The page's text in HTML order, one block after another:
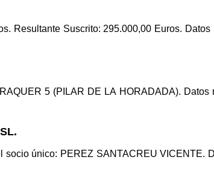
Resultante Suscrito: 295.000,00 Euros.
5 (PILAR DE LA HORADADA). Datos
único: PEREZ SANTACREU VICENTE.